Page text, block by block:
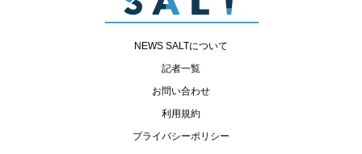
NEWS SALTについて
記者一覧
お問い合わせ
利用規約
プライバシーポリシー